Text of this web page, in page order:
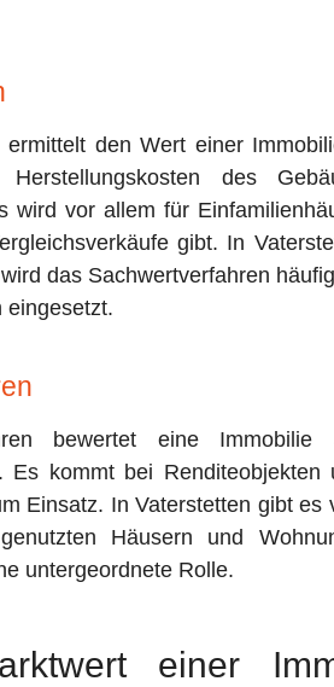
ermittelt den Wert einer
des
wird vor allem für
gibt. In
das Sachwertverfahren
eingesetzt.
bewertet eine
Es kommt bei Renditeobjekten
Einsatz. In Vaterstetten gibt es
Häusern und
untergeordnete Rolle.
einer